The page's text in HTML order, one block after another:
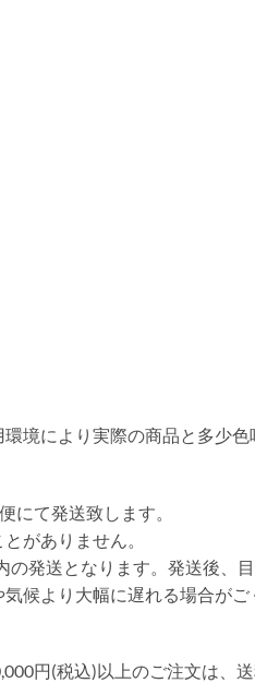
境により実際の商品と多少
にて発送致します。
がありません。
発送となります。発送後、
候より大幅に遅れる場合が
円(税込)以上のご注文は、